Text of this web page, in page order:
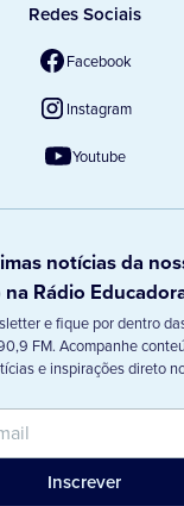
Redes Sociais
Facebook
Instagram
Youtube
notícias da
Rádio
e fique por dentro
FM. Acompanhe
e inspirações direto